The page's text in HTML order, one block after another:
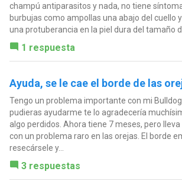
champú antiparasitos y nada, no tiene
burbujas como ampollas una abajo del cuello
una protuberancia en la piel dura del tamaño
1 respuesta
Ayuda, se le cae el borde de las
Tengo un problema importante con mi
pudieras ayudarme te lo agradecería
algo perdidos. Ahora tiene 7 meses, pero
con un problema raro en las orejas. El borde
resecársele y...
3 respuestas